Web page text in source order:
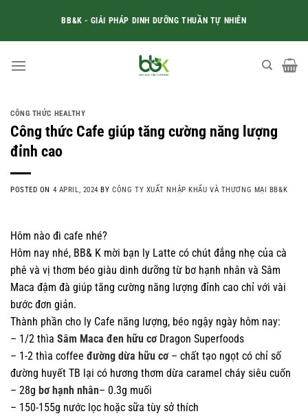
content
BB&K - GIẢI PHÁP DINH DƯỠNG THUẦN TỰ NHIÊN
CÔNG THỨC HEALTHY
Công thức Cafe giúp tăng cường năng lượng
đỉnh cao
POSTED ON 4 APRIL, 2024 BYCÔNG TY XUẤT NHẬP KHẨU VÀ THƯƠNG MẠI BB&K
Hôm nào đi cafe nhé?
Hôm nay nhé, BB& K mời bạn ly Latte có chút đắng nhẹ của cà
phê và vị thơm béo giàu dinh dưỡng từ bơ hạnh nhân và Sâm
Maca đậm đà giúp tăng cường năng lượng đỉnh cao chỉ với vài
bước đơn giản.
Thành phần cho ly Cafe năng lượng, béo ngậy ngày hôm nay:
– 1/2 thìa Sâm Maca đen hữu cơ Dragon Superfoods
– 1-2 thìa coffee đường dừa hữu cơ – chất tạo ngọt có chỉ số
đường huyết TB lại có hương thơm dừa caramel cháy siêu cuốn
– 28g bơ hạnh nhân– 0.3g muối
– 150-155g nước lọc hoặc sữa tùy sở thích